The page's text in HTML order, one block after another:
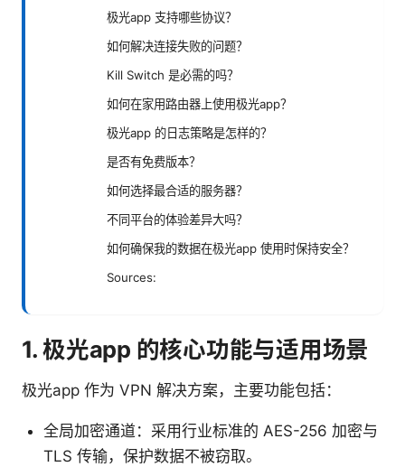
极光app 支持哪些协议？
如何解决连接失败的问题？
Kill Switch 是必需的吗？
如何在家用路由器上使用极光app？
极光app 的日志策略是怎样的？
是否有免费版本？
如何选择最合适的服务器？
不同平台的体验差异大吗？
如何确保我的数据在极光app 使用时保持安全？
Sources:
1. 极光app 的核心功能与适用场景
极光app 作为 VPN 解决方案，主要功能包括：
全局加密通道：采用行业标准的 AES-256 加密与
TLS 传输，保护数据不被窃取。